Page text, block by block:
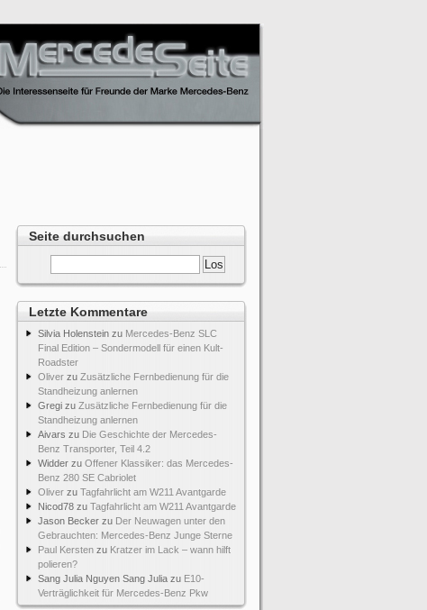
Seite durchsuchen
Letzte Kommentare
Silvia Holenstein zu Mercedes-Benz SLC
Final Edition – Sondermodell für einen Kult-
Roadster
Oliver zu Zusätzliche Fernbedienung für die
Standheizung anlernen
Gregi zu Zusätzliche Fernbedienung für die
Standheizung anlernen
Aivars zu Die Geschichte der Mercedes-
Benz Transporter, Teil 4.2
Widder zu Offener Klassiker: das Mercedes-
Benz 280 SE Cabriolet
Oliver zu Tagfahrlicht am W211 Avantgarde
Nicod78 zu Tagfahrlicht am W211 Avantgarde
Jason Becker zu Der Neuwagen unter den
Gebrauchten: Mercedes-Benz Junge Sterne
Paul Kersten zu Kratzer im Lack – wann hilft
polieren?
Sang Julia Nguyen Sang Julia zu E10-
Verträglichkeit für Mercedes-Benz Pkw